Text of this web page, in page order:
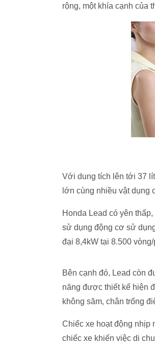
rộng, một khía cạnh của
Với dung tích lên tới 37
lớn cùng nhiều vật dụng
Honda Lead có yên
sử dụng động cơ sử
đại 8,4kW tại 8.500
Bên cạnh đó, Lead còn
năng được thiết kế hiện
không săm, chân trống
Chiếc xe hoạt động nhịp
chiếc xe khiến việc di